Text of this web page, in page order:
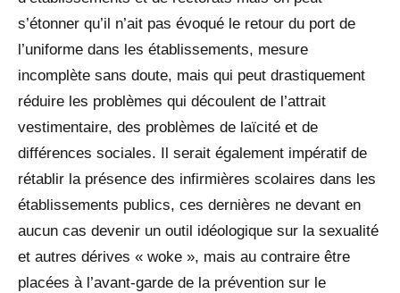
s’étonner qu’il n’ait pas évoqué le retour du port de
l’uniforme dans les établissements, mesure
incomplète sans doute, mais qui peut drastiquement
réduire les problèmes qui découlent de l’attrait
vestimentaire, des problèmes de laïcité et de
différences sociales. Il serait également impératif de
rétablir la présence des infirmières scolaires dans les
établissements publics, ces dernières ne devant en
aucun cas devenir un outil idéologique sur la sexualité
et autres dérives « woke », mais au contraire être
placées à l’avant-garde de la prévention sur le